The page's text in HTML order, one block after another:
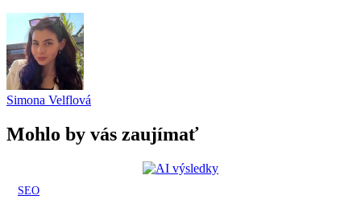
Simona Velflová
Mohlo by vás zaujímať
SEO